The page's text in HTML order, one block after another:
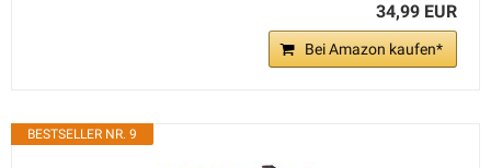
34,99 EUR
Bei Amazon kaufen*
BESTSELLER NR. 9